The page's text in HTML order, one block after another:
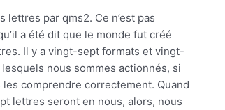
lettres par qms2. Ce n’est pas
a été dit que le monde fut créé
Il y a vingt-sept formats et vingt-
nous sommes actionnés, si
les comprendre correctement. Quand
lettres seront en nous, alors, nous